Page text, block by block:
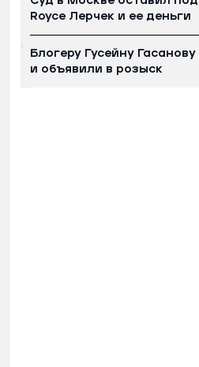
Royce Лерчек и ее деньги
Блогеру Гусейну
и объявили в розыск